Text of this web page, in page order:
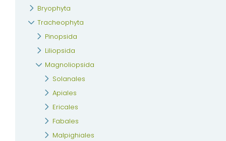
Bryophyta
Tracheophyta
Pinopsida
Liliopsida
Magnoliopsida
Solanales
Apiales
Ericales
Fabales
Malpighiales